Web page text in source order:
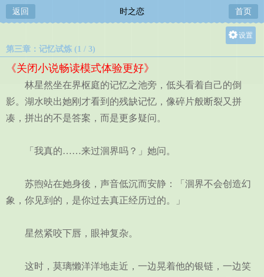
返回 时之恋 首页
设置
中
小
第三章：记忆试炼 (1 / 3)
《关闭小说畅读模式体验更好》
林星然坐在界枢庭的记忆之池旁，低头看着自己的倒
影。湖水映出她刚才看到的残缺记忆，像碎片般断裂又拼
凑，拼出的不是答案，而是更多疑问。
「我真的……来过洄界吗？」她问。
苏煦站在她身後，声音低沉而安静：「洄界不会创造幻
象，你见到的，是你过去真正经历过的。」
星然紧咬下唇，眼神复杂。
这时，莫璃懒洋洋地走近，一边晃着他的银链，一边笑